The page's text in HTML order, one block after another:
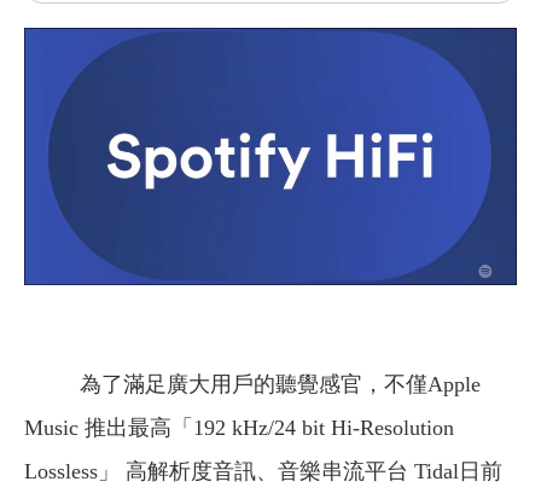
為了滿足廣大用戶的聽覺感官，不僅Apple
Music 推出最高「192 kHz/24 bit Hi-Resolution
Lossless」 高解析度音訊、音樂串流平台 Tidal日前